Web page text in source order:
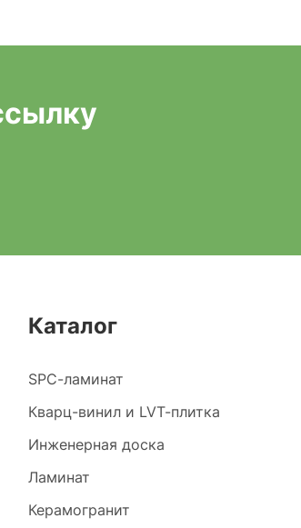
Каталог
SPC-ламинат
Кварц-винил и LVT-плитка
Инженерная доска
Ламинат
Керамогранит